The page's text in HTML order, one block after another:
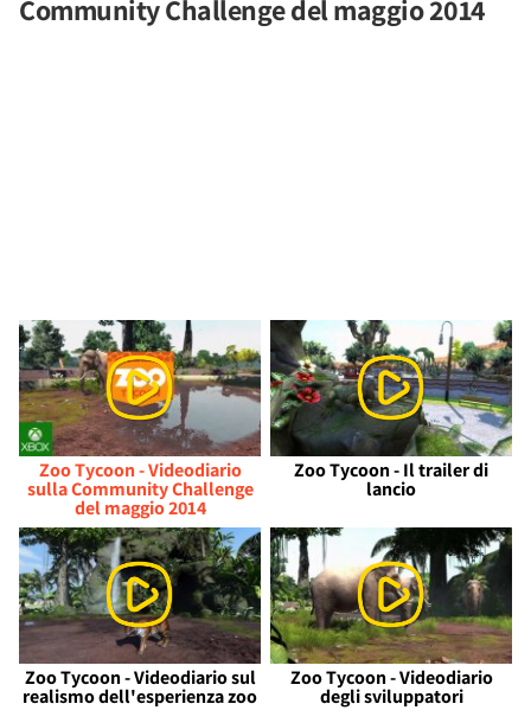
Community Challenge del maggio 2014
Zoo Tycoon - Videodiario
sulla Community Challenge
del maggio 2014
Zoo Tycoon - Il trailer di
lancio
Zoo Tycoon - Videodiario sul
realismo dell'esperienza zoo
Zoo Tycoon - Videodiario
degli sviluppatori